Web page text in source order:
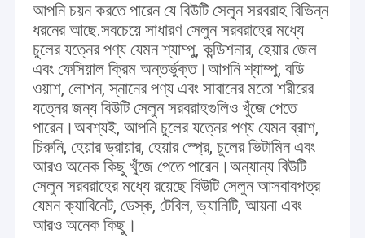
বাড়ি
পণ্য
আমাদের সম্বন্ধে
কারখানা পরিদর্শন
আপনি চয়ন করতে পারেন যে বিউটি সেলুন সরবরাহ বিভিন্ন
ধরনের আছে.সবচেয়ে সাধারণ সেলুন সরবরাহের মধ্যে
চুলের যত্নের পণ্য যেমন শ্যাম্পু, কন্ডিশনার, হেয়ার জেল
এবং ফেসিয়াল ক্রিম অন্তর্ভুক্ত।আপনি শ্যাম্পু, বডি
ওয়াশ, লোশন, স্নানের পণ্য এবং সাবানের মতো শরীরের
যত্নের জন্য বিউটি সেলুন সরবরাহগুলিও খুঁজে পেতে
পারেন।অবশ্যই, আপনি চুলের যত্নের পণ্য যেমন ব্রাশ,
চিরুনি, হেয়ার ড্রায়ার, হেয়ার স্প্রে, চুলের ভিটামিন এবং
আরও অনেক কিছু খুঁজে পেতে পারেন।অন্যান্য বিউটি
সেলুন সরবরাহের মধ্যে রয়েছে বিউটি সেলুন আসবাবপত্র
যেমন ক্যাবিনেট, ডেস্ক, টেবিল, ভ্যানিটি, আয়না এবং
আরও অনেক কিছু।
ওয়েফাং ইভা ইলেকট্রনিক টেকনোলজি কো। , লিমিটেড চীনের শানডং প্রদেশের সুন্দর শহর
ওয়েফ্যাংয়ে অবস্থিত।
এটি একটি হাই-টেক এন্টারপ্রাইজ যাগবেষণা ও উন্নয়ন, উৎপাদন ও বিক্রয় সৌন্দর্য সরঞ্জাম।
আপনার ক্যারিয়ারকে সফল করুন।
তোমার জীবনকে আরও ভাল করে তোল।
তোমাকে আরো উজ্জ্বল করে তুলবে।